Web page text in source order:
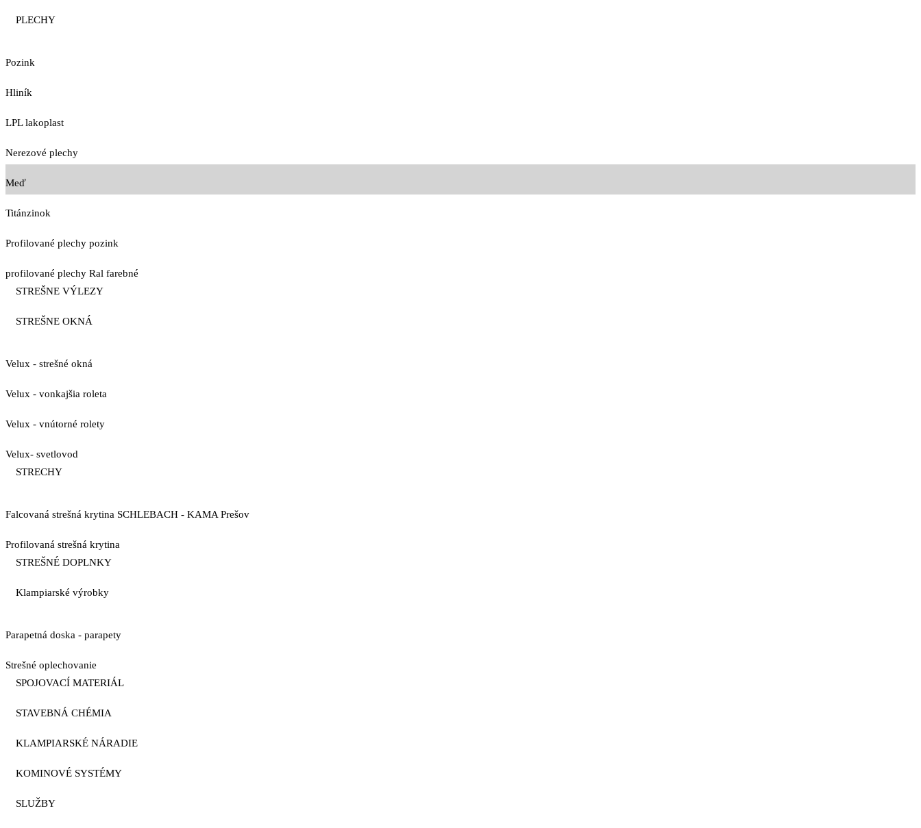
PLECHY
Pozink
Hliník
LPL lakoplast
Nerezové plechy
Meď
Titánzinok
Profilované plechy pozink
profilované plechy Ral farebné
STREŠNE VÝLEZY
STREŠNE OKNÁ
Velux - strešné okná
Velux - vonkajšia roleta
Velux - vnútorné rolety
Velux- svetlovod
STRECHY
Falcovaná strešná krytina SCHLEBACH - KAMA Prešov
Profilovaná strešná krytina
STREŠNÉ DOPLNKY
Klampiarské výrobky
Parapetná doska - parapety
Strešné oplechovanie
SPOJOVACÍ MATERIÁL
STAVEBNÁ CHÉMIA
KLAMPIARSKÉ NÁRADIE
KOMINOVÉ SYSTÉMY
SLUŽBY